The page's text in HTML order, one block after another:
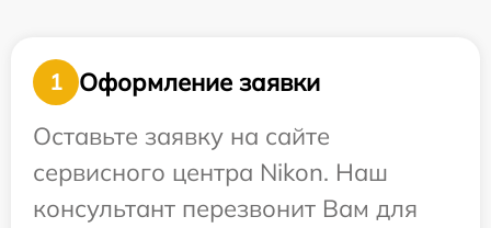
1
Оформление заявки
Оставьте заявку на сайте
сервисного центра Nikon. Наш
консультант перезвонит Вам для